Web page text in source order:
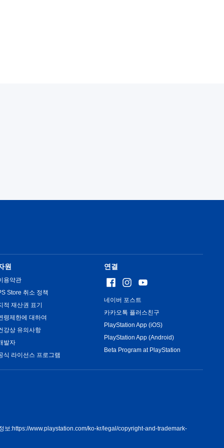
원
용약관
Store 취소 정책
적 재산권 표기
령제한에 대하여
강상 유의사항
발자
식 라이선스 프로그램
연결
네이버 포스트
카카오톡 플러스친구
PlayStation App (iOS)
PlayStation App (Android)
Beta Program at PlayStation
보:https://www.playstation.com/ko-kr/legal/copyright-and-trademark-